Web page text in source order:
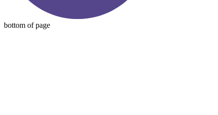
bottom of page